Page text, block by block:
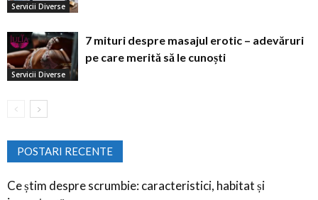
Servicii Diverse
Servicii Diverse
7 mituri despre masajul erotic – adevăruri
pe care merită să le cunoști
POSTARI RECENTE
Ce știm despre scrumbie: caracteristici, habitat și